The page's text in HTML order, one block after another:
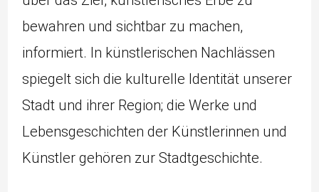
bewahren und sichtbar zu machen,
informiert. In künstlerischen Nachlässen
spiegelt sich die kulturelle Identität unserer
Stadt und ihrer Region; die Werke und
Lebensgeschichten der Künstlerinnen und
Künstler gehören zur Stadtgeschichte.